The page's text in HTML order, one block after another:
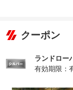
クーポン
ランドロー
有効期限：